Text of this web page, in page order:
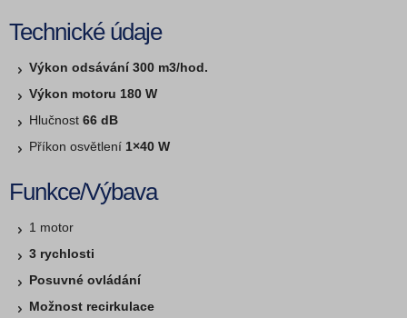
Technické údaje
Výkon odsávání 300 m3/hod.
Výkon motoru 180 W
Hlučnost 66 dB
Příkon osvětlení 1×40 W
Funkce/Výbava
1 motor
3 rychlosti
Posuvné ovládání
Možnost recirkulace